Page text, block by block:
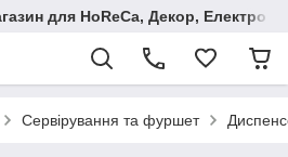
для HoReCa, Декор,
Сервірування та фуршет